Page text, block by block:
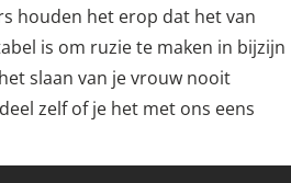
houden het erop dat het van
is om ruzie te maken in bijzijn
slaan van je vrouw nooit
zelf of je het met ons eens